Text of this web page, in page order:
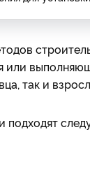
так и
подходят